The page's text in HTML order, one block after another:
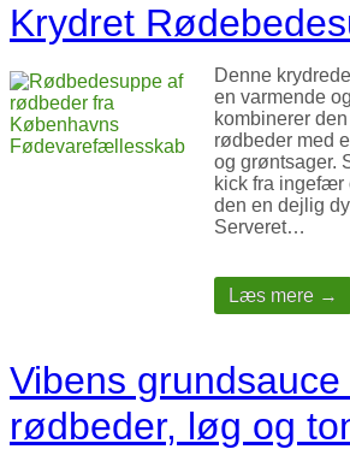
Krydret
Denne
en varmende
kombinerer
rødbeder med
og grøntsager.
kick fra ingefær
den en dejlig
Serveret…
Læs mere →
Vibens grundsauce
rødbeder, løg og